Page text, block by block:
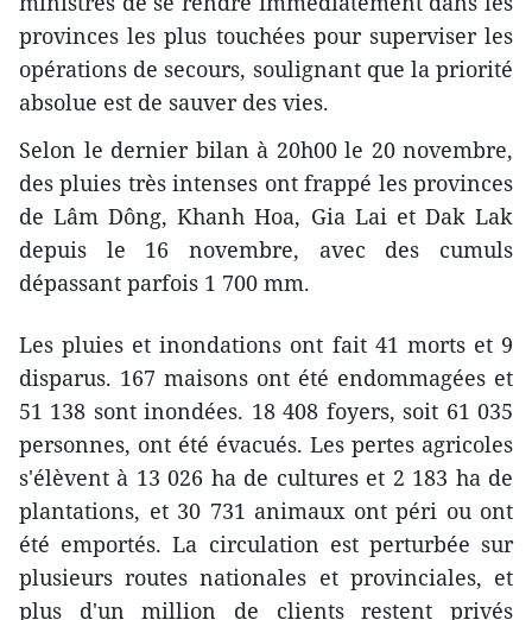
provinces les plus touchées pour superviser les
opérations de secours, soulignant que la priorité
absolue est de sauver des vies.
Selon le dernier bilan à 20h00 le 20 novembre,
des pluies très intenses ont frappé les provinces
de Lâm Dông, Khanh Hoa, Gia Lai et Dak Lak
depuis le 16 novembre, avec des cumuls
dépassant parfois 1 700 mm.
Les pluies et inondations ont fait 41 morts et 9
disparus. 167 maisons ont été endommagées et
51 138 sont inondées. 18 408 foyers, soit 61 035
personnes, ont été évacués. Les pertes agricoles
s'élèvent à 13 026 ha de cultures et 2 183 ha de
plantations, et 30 731 animaux ont péri ou ont
été emportés. La circulation est perturbée sur
plusieurs routes nationales et provinciales, et
plus d'un million de clients restent privés